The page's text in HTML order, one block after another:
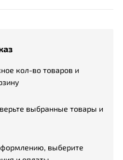
кол-во товаров и
выбранные товары и
выберите